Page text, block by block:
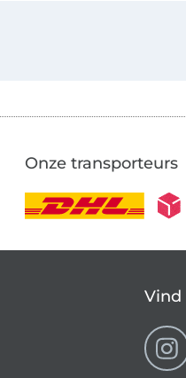
Onze transporteurs
Vind